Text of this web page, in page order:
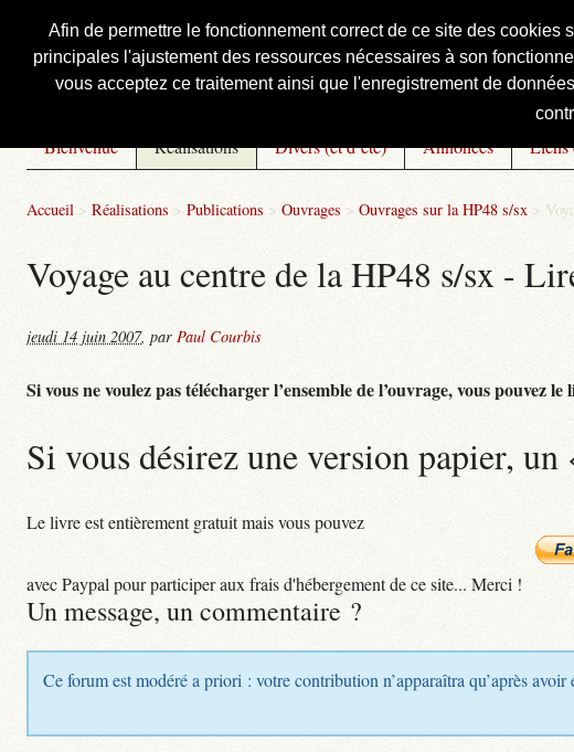
Afin de permettre le fonctionnement correct de ce site des
principales l'ajustement des ressources nécessaires à son
vous acceptez ce traitement ainsi que l'enregistrement de
Courbis, « LE » Blog Officiel
Bienvenue Réalisations Divers (et d’été) Annonces Liens
Accueil > Réalisations > Publications > Ouvrages > Ouvrages sur la HP48 s/sx >
Voyage au centre de la HP48 s/sx -
jeudi 14 juin 2007, par Paul Courbis
Si vous ne voulez pas télécharger l’ensemble de l’ouvrage, vous pouvez
Si vous désirez une version papier,
Le livre est entièrement gratuit mais vous pouvez
avec Paypal pour participer aux frais d'hébergement de ce site... Merci !
Un message, un commentaire ?
Ce forum est modéré a priori : votre contribution n’apparaîtra qu’après avoir